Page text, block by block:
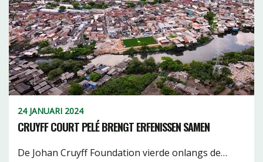
24 JANUARI 2024
CRUYFF COURT PELÉ BRENGT ERFENISSEN SAMEN
De Johan Cruyff Foundation vierde onlangs de…